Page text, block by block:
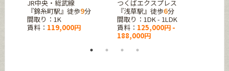
JR中央・総武線
『錦糸町駅』徒歩9分
間取り：1K
賃料： 119,000円
つくばエクスプレス
『浅草駅』徒歩6分
間取り：1DK - 1LDK
賃料： 125,000円 -
188,000円